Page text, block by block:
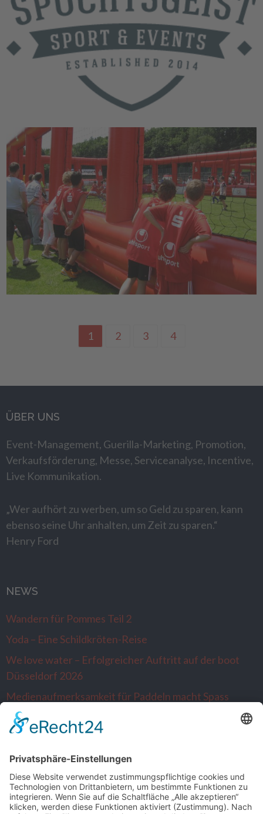
1 2 3 4
ÜBER UNS
Event-Management, Guerilla-Marketing, Promotion,
Verkaufsförderung, Messe, Serviceanalyse, Incentive,
Live Kommunikation.
„Wer aufhört zu werben, um so Geld zu sparen, kann
ebenso seine Uhr anhalten, um Zeit zu sparen.“
Henry Ford
NEWS
Wandern für Pommes Teil 2
Yoda – Eine Schildkröten-Reise
We love water – Erfolgreicher Auftritt auf der boot
Düsseldorf 2026
Medienaufmerksamkeit für Paddeln macht Spass
Alltagsausbrecher wandern nach Venlo…die
Niederlande sind neugierig
SONSTIGE
Kontakt